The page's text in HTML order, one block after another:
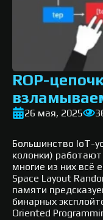
ROP-
26 мая, 2025
Большинство IoT-
колонки) работают
многие из них всё
Space Layout
памяти
бинарных
Oriented